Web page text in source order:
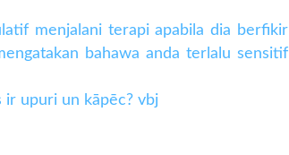
menjalani terapi apabila dia berfikir
bahawa anda terlalu sensitif
ir upuri un kāpēc? vbj